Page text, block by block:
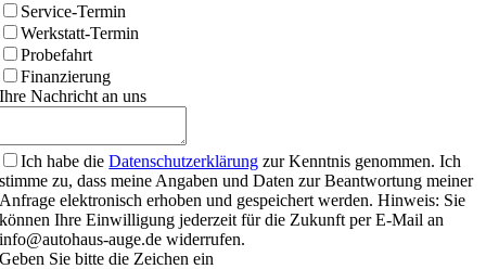
Service-Termin
Werkstatt-Termin
Probefahrt
Finanzierung
Ihre Nachricht an uns
Ich habe dieDatenschutzerklärung zur Kenntnis genommen. Ich
stimme zu, dass meine Angaben und Daten zur Beantwortung meiner
Anfrage elektronisch erhoben und gespeichert werden. Hinweis: Sie
können Ihre Einwilligung jederzeit für die Zukunft per E-Mail an
info@autohaus-auge.de widerrufen.
Geben Sie bitte die Zeichen ein